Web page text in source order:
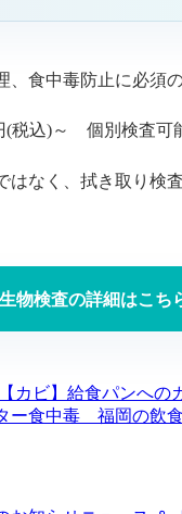
、食中毒防止に必須
(税込)～ 個別検査可
はなく、拭き取り検
物検査の詳細はこち
【カビ】給食パンへの
ー食中毒 福岡の飲